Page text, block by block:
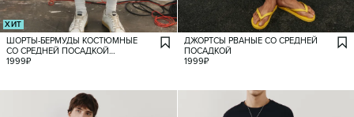
ХИТ
ШОРТЫ-БЕРМУДЫ КОСТЮМНЫЕ
СО СРЕДНЕЙ ПОСАДКОЙ
И ЗАЩИПАМИ
1999₽
ДЖОРТСЫ РВАНЫЕ СО СРЕДНЕЙ
ПОСАДКОЙ
1999₽